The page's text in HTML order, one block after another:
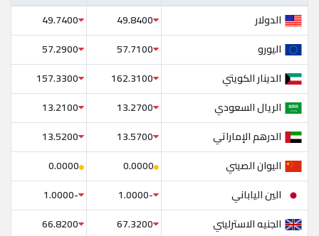
الدولار
49.8400
49.7400
اليورو
57.7100
57.2900
الدينار الكويتي
162.3100
157.3300
الريال السعودي
13.2700
13.2100
الدرهم الإماراتي
13.5700
13.5200
اليوان الصيني
0.0000
0.0000
الين الياباني
-1.0000
-1.0000
الجنيه الاسترليني
67.3200
66.8200